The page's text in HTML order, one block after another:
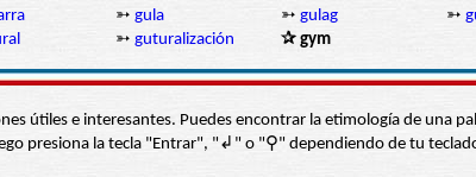
➳ gula ➳ gulag ➳
➳ guturalización ✰ gym
útiles e interesantes. Puedes encontrar la etimología de una
presiona la tecla "Entrar", "↲" o "⚲" dependiendo de tu